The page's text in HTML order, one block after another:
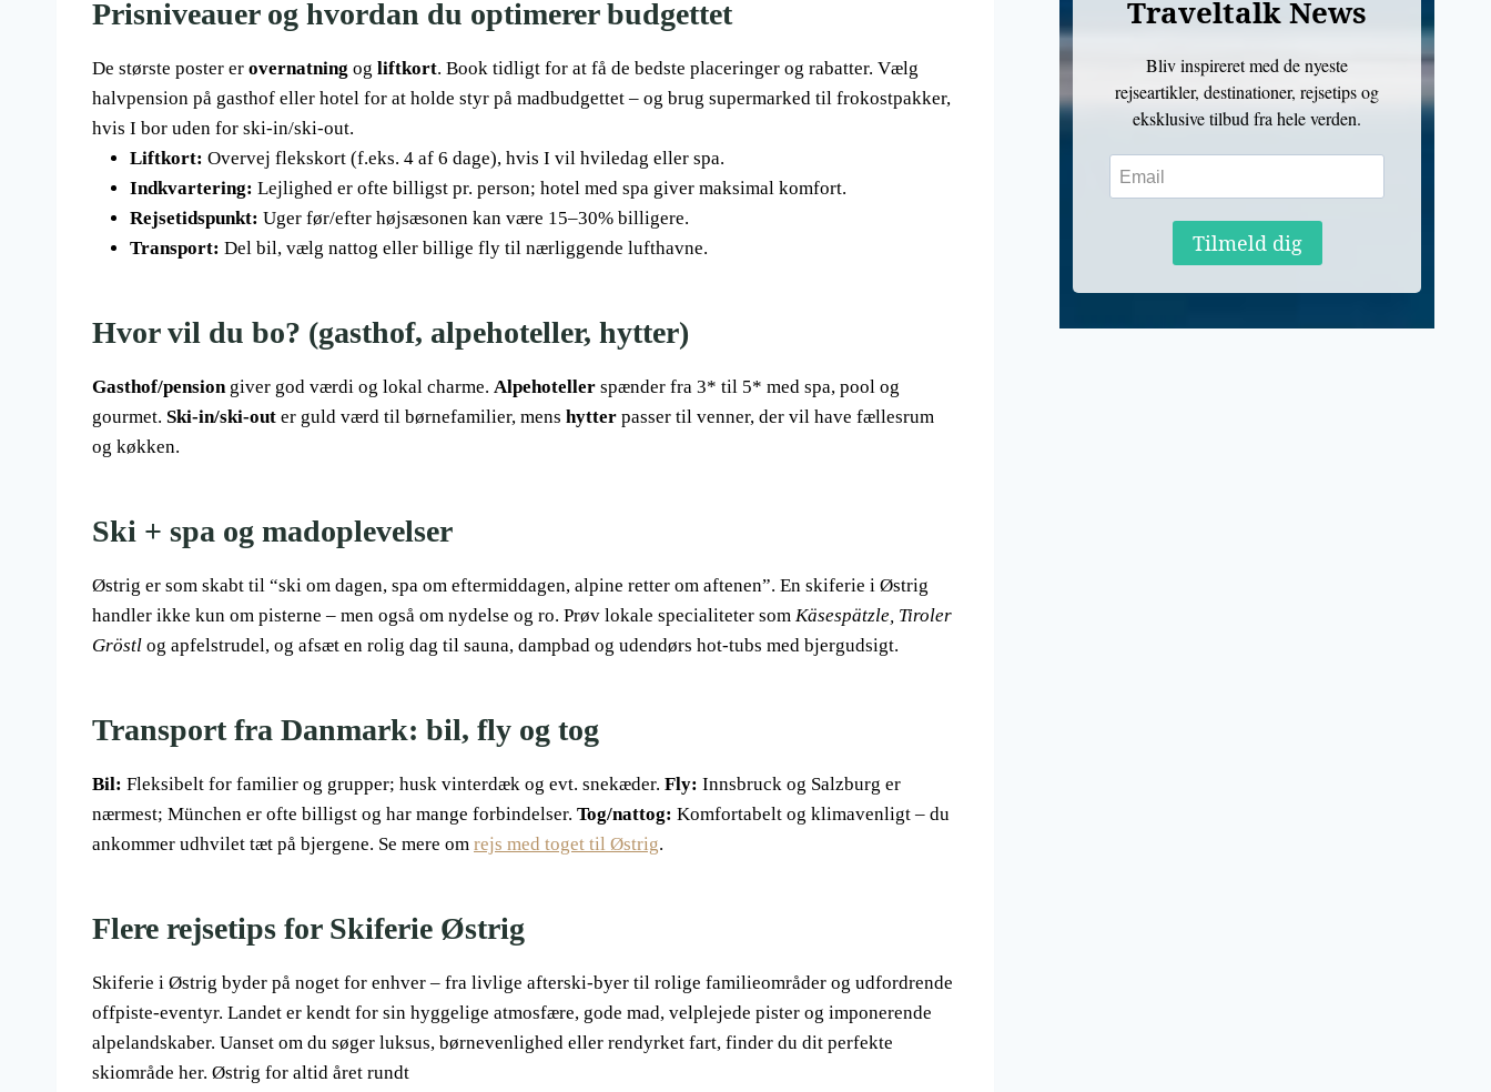
Prisniveauer og hvordan du optimerer budgettet
De største poster er overnatning og liftkort. Book tidligt for at få de bedste placeringer og rabatter. Vælg
halvpension på gasthof eller hotel for at holde styr på madbudgettet – og brug supermarked til frokostpakker,
hvis I bor uden for ski-in/ski-out.
Liftkort: Overvej flekskort (f.eks. 4 af 6 dage), hvis I vil hviledag eller spa.
Indkvartering: Lejlighed er ofte billigst pr. person; hotel med spa giver maksimal komfort.
Rejsetidspunkt: Uger før/efter højsæsonen kan være 15–30% billigere.
Transport: Del bil, vælg nattog eller billige fly til nærliggende lufthavne.
Hvor vil du bo? (gasthof, alpehoteller, hytter)
Gasthof/pensiongiver god værdi og lokal charme. Alpehoteller spænder fra 3* til 5* med spa, pool og
gourmet. Ski-in/ski-out er guld værd til børnefamilier, mens hytter passer til venner, der vil have fællesrum
og køkken.
Ski + spa og madoplevelser
Østrig er som skabt til “ski om dagen, spa om eftermiddagen, alpine retter om aftenen”. En skiferie i Østrig
handler ikke kun om pisterne – men også om nydelse og ro. Prøv lokale specialiteter som Käsespätzle, Tiroler
Gröstl og apfelstrudel, og afsæt en rolig dag til sauna, dampbad og udendørs hot-tubs med bjergudsigt.
Transport fra Danmark: bil, fly og tog
Bil: Fleksibelt for familier og grupper; husk vinterdæk og evt. snekæder. Fly: Innsbruck og Salzburg er
nærmest; München er ofte billigst og har mange forbindelser. Tog/nattog: Komfortabelt og klimavenligt – du
ankommer udhvilet tæt på bjergene. Se mere om rejs med toget til Østrig.
Flere rejsetips for Skiferie Østrig
Skiferie i Østrig byder på noget for enhver – fra livlige afterski-byer til rolige familieområder og udfordrende
offpiste-eventyr. Landet er kendt for sin hyggelige atmosfære, gode mad, velplejede pister og imponerende
alpelandskaber. Uanset om du søger luksus, børnevenlighed eller rendyrket fart, finder du dit perfekte
skiområde her. Østrig for altid året rundt
Traveltalk News
Bliv inspireret med de nyeste
rejseartikler, destinationer, rejsetips og
eksklusive tilbud fra hele verden.
Tilmeld dig